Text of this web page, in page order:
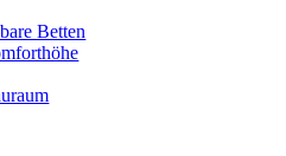
Betten